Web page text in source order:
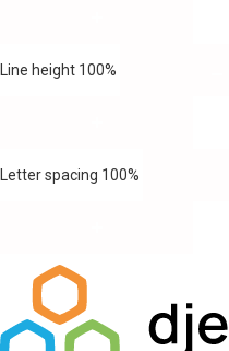
Line height 100%
Letter spacing 100%